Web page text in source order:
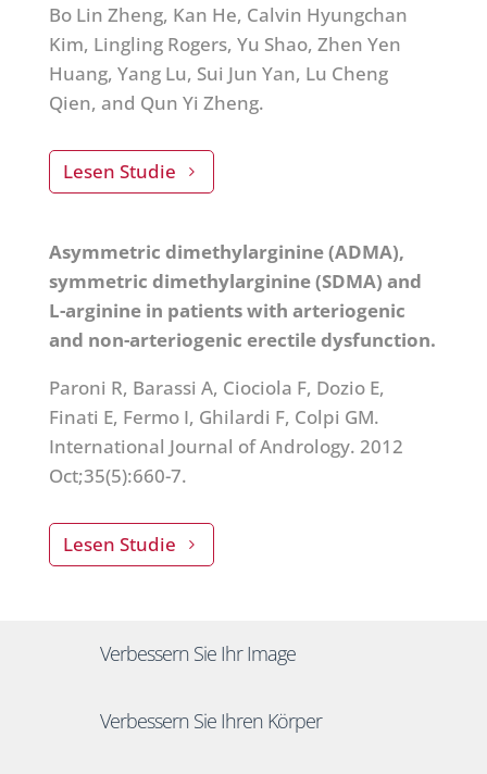
Bo Lin Zheng, Kan He, Calvin Hyungchan
Kim, Lingling Rogers, Yu Shao, Zhen Yen
Huang, Yang Lu, Sui Jun Yan, Lu Cheng
Qien, and Qun Yi Zheng.
Lesen Studie
Asymmetric dimethylarginine (ADMA),
symmetric dimethylarginine (SDMA) and
L-arginine in patients with arteriogenic
and non-arteriogenic erectile dysfunction.
Paroni R, Barassi A, Ciociola F, Dozio E,
Finati E, Fermo I, Ghilardi F, Colpi GM.
International Journal of Andrology. 2012
Oct;35(5):660-7.
Lesen Studie
Verbessern Sie Ihr Image
Verbessern Sie Ihren Körper